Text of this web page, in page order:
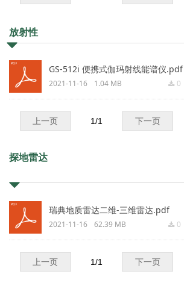
放射性
뀓
GS-512i 便携式伽玛射线能谱仪.pdf
끂 0
2021-11-16 1.04 MB
上一页 下一页
1/1
探地雷达
뀓
瑞典地质雷达二维-三维雷达.pdf
끂 0
2021-11-16 62.39 MB
上一页 下一页
1/1